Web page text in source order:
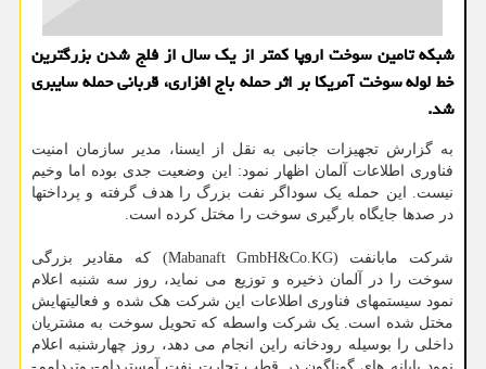
شبکه تامین سوخت اروپا کمتر از یک سال از فلج شدن بزرگترین
خط لوله سوخت آمریکا بر اثر حمله باج افزاری، قربانی حمله سایبری
شد.
به گزارش تجهیزات جانبی به نقل از ایسنا، مدیر سازمان امنیت
فناوری اطلاعات آلمان اظهار نمود: این وضعیت جدی بوده اما وخیم
نیست. این حمله یک سوداگر نفت بزرگ را هدف گرفته و پرداختها
در صدها جایگاه بارگیری سوخت را مختل کرده است.
شرکت مابانفت (Mabanaft GmbH&Co.KG) که مقادیر بزرگی
سوخت را در آلمان ذخیره و توزیع می نماید، روز سه شنبه اعلام
نمود سیستمهای فناوری اطلاعات این شرکت هک شده و فعالیتهایش
مختل شده است. یک شرکت واسطه که تحویل سوخت به مشتریان
داخلی را بوسیله رودخانه راین انجام می دهد، روز چهارشنبه اعلام